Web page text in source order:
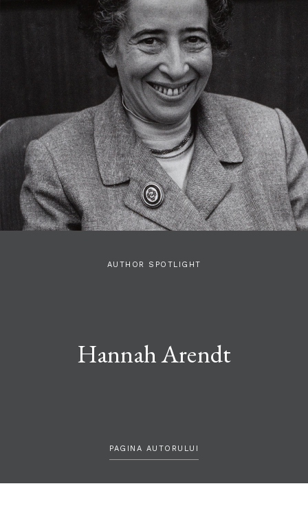
AUTHOR SPOTLIGHT
Hannah Arendt
PAGINA AUTORULUI